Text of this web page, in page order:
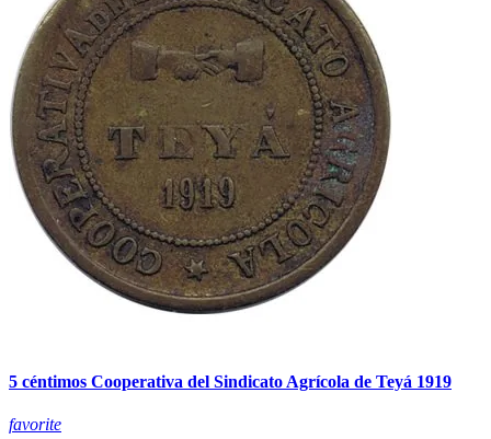
5 céntimos Cooperativa del Sindicato Agrícola de Teyá 1919
favorite